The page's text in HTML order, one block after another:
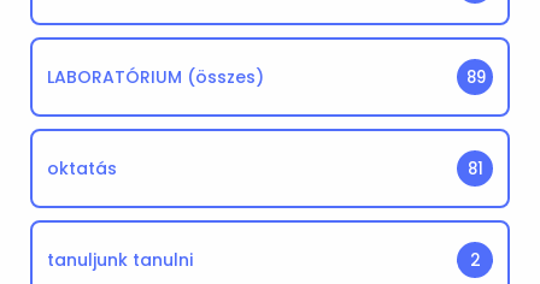
LABORATÓRIUM (összes) 89
oktatás 81
tanuljunk tanulni 2